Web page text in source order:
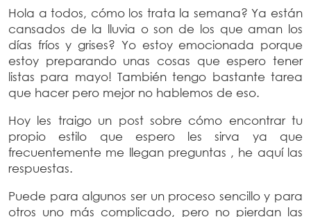
Hola a todos, cómo los trata la semana? Ya están
cansados de la lluvia o son de los que aman los
días fríos y grises? Yo estoy emocionada porque
estoy preparando unas cosas que espero tener
listas para mayo! También tengo bastante tarea
que hacer pero mejor no hablemos de eso.
Hoy les traigo un post sobre cómo encontrar tu
propio estilo que espero les sirva ya que
frecuentemente me llegan preguntas , he aquí las
respuestas.
Puede para algunos ser un proceso sencillo y para
otros uno más complicado, pero no pierdan las